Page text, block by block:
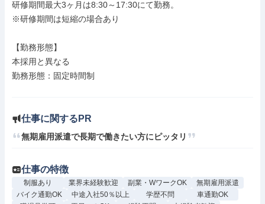
研修期間最大3ヶ月は8:30～17:30にて勤務。
※研修期間は短縮の場合あり
【勤務形態】
本採用と異なる
勤務形態：固定時間制
仕事に関するPR
無期雇用派遣で長期で働きたい方にピッタリ
仕事の特徴
制服あり 業界未経験歓迎 副業・WワークOK
無期雇用派遣
バイク通勤OK
中途入社50％以上 学歴不問
車通勤OK